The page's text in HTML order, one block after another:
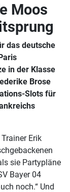
Moos
das deutsche
in der Klasse
Brose
Slots für
Erik
sie Partypläne
Bayer 04
noch.“ Und